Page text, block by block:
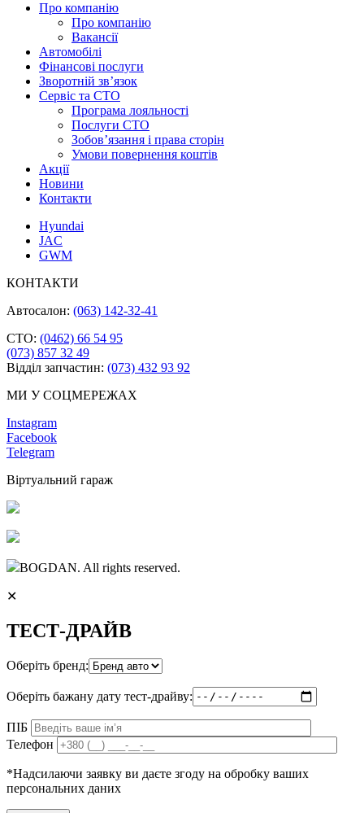
Про компанію
Про компанію
Вакансії
Автомобілі
Фінансові послуги
Зворотній зв’язок
Cервіс та СТО
Програма лояльності
Послуги СТО
Зобов’язання і права сторін
Умови повернення коштів
Акції
Новини
Контакти
Hyundai
JAC
GWM
КОНТАКТИ
Автосалон: (063) 142-32-41
СТО: (0462) 66 54 95
(073) 857 32 49
Відділ запчастин: (073) 432 93 92
МИ У СОЦМЕРЕЖАХ
Instagram
Facebook
Telegram
Віртуальний гараж
BOGDAN. All rights reserved.
✕
ТЕСТ-ДРАЙВ
Оберіть бренд:
Оберіть бажану дату тест-драйву:
ПІБ
Телефон
*Надсилаючи заявку ви даєте згоду на обробку ваших
персональних даних